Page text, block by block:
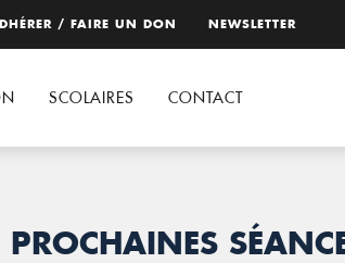
/ FAIRE UN DON NEWSLETTER
SCOLAIRES CONTACT
PROCHAINES